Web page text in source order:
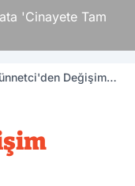
'Cinayete Tam
Değişim